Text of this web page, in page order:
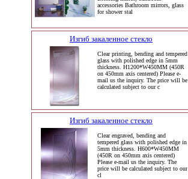
accessories Bathroom mirrors, glass
for shower stal
Изгиб закаленное стекло
Clear printing, bending and tempered
glass with polished edge in 5mm
thickness. H1200*W450MM (450R
on 450mm axis centered) Please e-
mail us the inquiry. The price will be
calculated subject to our c
Изгиб закаленное стекло
Clear engraved, bending and
tempered glass with polished edge in
5mm thickness. H600*W450MM
(450R on 450mm axis centered)
Please e-mail us the inquiry. The
price will be calculated subject to our
cl